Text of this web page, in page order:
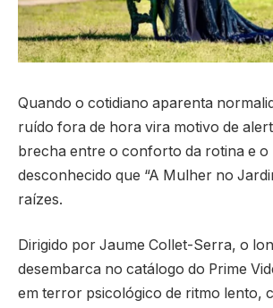
Quando o cotidiano aparenta
ruído fora de hora vira motivo de
brecha entre o conforto da rotina e o
desconhecido que “A Mulher no
raízes.
Dirigido por Jaume Collet-Serra, o
desembarca no catálogo do Prime
em terror psicológico de ritmo lento,